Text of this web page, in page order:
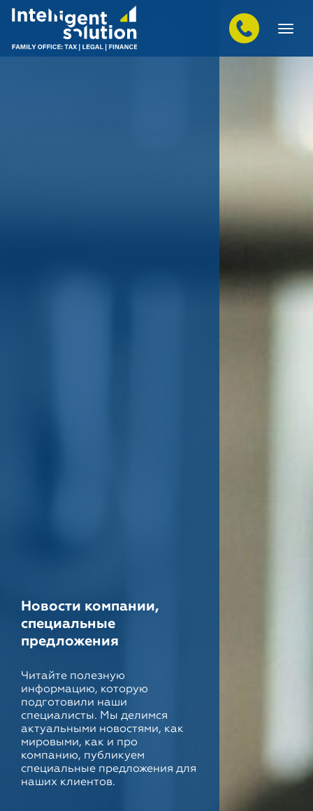
Новости компании,
специальные
предложения
Читайте полезную
информацию, которую
подготовили наши
специалисты. Мы делимся
актуальными новостями, как
мировыми, как и про
компанию, публикуем
специальные предложения для
наших клиентов.